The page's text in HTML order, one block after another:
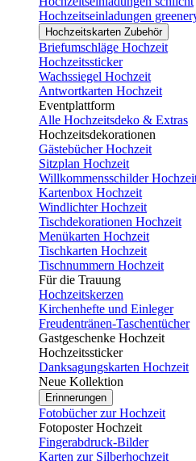
Hochzeitseinladungen
Hochzeitskarten Zubehör
Briefumschläge Hochzeit
Hochzeitssticker
Wachssiegel Hochzeit
Antwortkarten Hochzeit
Eventplattform
Alle Hochzeitsdeko & Extras
Hochzeitsdekorationen
Gästebücher Hochzeit
Sitzplan Hochzeit
Willkommensschilder
Kartenbox Hochzeit
Windlichter Hochzeit
Tischdekorationen Hochzeit
Menükarten Hochzeit
Tischkarten Hochzeit
Tischnummern Hochzeit
Für die Trauung
Hochzeitskerzen
Kirchenhefte und Einleger
Freudentränen-Taschentücher
Gastgeschenke Hochzeit
Hochzeitssticker
Danksagungskarten Hochzeit
Neue Kollektion
Erinnerungen
Fotobücher zur Hochzeit
Fotoposter Hochzeit
Fingerabdruck-Bilder
Karten zur Silberhochzeit